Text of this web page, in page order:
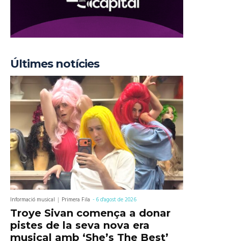
Últimes notícies
Informació musical Primera Fila -6 d'agost de 2026
Troye Sivan comença a donar
pistes de la seva nova era
musical amb ‘She’s The Best’